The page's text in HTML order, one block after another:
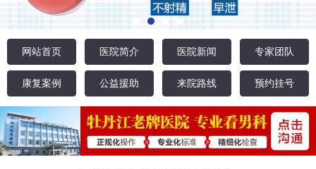
网站首页 医院简介 医院新闻 专家团队
康复案例 公益援助 来院路线 预约挂号